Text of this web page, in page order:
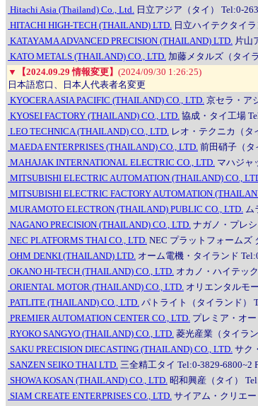
Hitachi Asia (Thailand) Co., Ltd. 日立アジア（タイ） Tel:0-
HITACHI HIGH-TECH (THAILAND) LTD. 日立ハイテクタイ
KATAYAMA ADVANCED PRECISION (THAILAND) LTD. 片山
KATO METALS (THAILAND) CO., LTD. 加藤メタルズ（タイ
▼
【2024.09.29 情報変更】 (2024/09/30 1:26:25)
日本語窓口、日本人代表者名変更
KYOCERA ASIA PACIFIC (THAILAND) CO., LTD. 京セラ・ア
KYOSEI FACTORY (THAILAND) CO., LTD. 協成・タイ工場
LEO TECHNICA (THAILAND) CO., LTD. レオ・テクニカ（タ
MAEDA ENTERPRISES (THAILAND) CO., LTD. 前田硝子（タ
MAHAJAK INTERNATIONAL ELECTRIC CO., LTD. マハジャ
MITSUBISHI ELECTRIC AUTOMATION (THAILAND) CO.,
MITSUBISHI ELECTRIC FACTORY AUTOMATION
MURAMOTO ELECTRON (THAILAND) PUBLIC CO., LTD. ム
NAGANO PRECISION (THAILAND) CO., LTD. ナガノ・プレ
NEC PLATFORMS THAI CO., LTD. NEC プラットフォームズ
OHM DENKI (THAILAND) LTD. オーム電機・タイランド
OKANO HI-TECH (THAILAND) CO., LTD. オカノ・ハイテッ
ORIENTAL MOTOR (THAILAND) CO., LTD. オリエンタルモ
PATLITE (THAILAND) CO., LTD. パトライト（タイランド）
PREMIER AUTOMATION CENTER CO., LTD. プレミア・オ
RYOKO SANGYO (THAILAND) CO., LTD. 菱光産業（タイラ
SAKU PRECISION DIECASTING (THAILAND) CO., LTD. サク
SANZEN SEIKO THAI LTD. 三全精工タイ Tel:0-3829-6800~2
SHOWA KOSAN (THAILAND) CO., LTD. 昭和興産（タイ）
SIAM CREATE ENTERPRISES CO., LTD. サイアム・クリエ